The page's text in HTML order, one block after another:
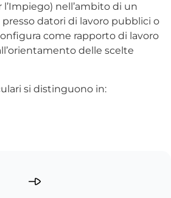
nell’ambito di un
datori di lavoro pubblici o
come rapporto di lavoro
delle scelte
si distinguono in: